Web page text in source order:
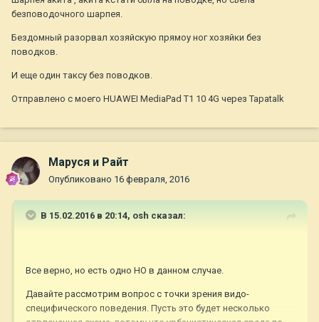
безповодочного шарпея.
Бездомный разорвал хозяйскую прямоу ног хозяйки без
поводков.
И еще один таксу без поводков.
Отправлено с моего HUAWEI MediaPad T1 10 4G через Tapatalk
Маруся и Райт
Опубликовано 16 февраля, 2016
В 15.02.2016 в 20:14, osh сказал:
Все верно, но есть одно НО в данном случае.
Давайте рассмотрим вопрос с точки зрения видо-
специфического поведения. Пусть это будет несколько